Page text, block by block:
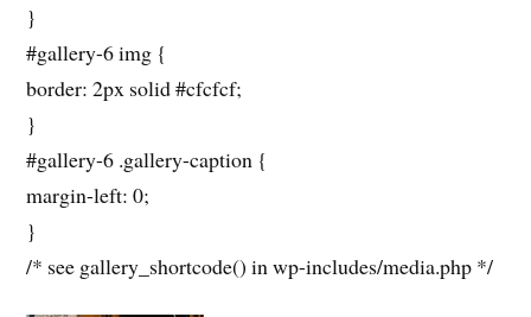
}
#gallery-6 img {
border: 2px solid #cfcfcf;
}
#gallery-6 .gallery-caption {
margin-left: 0;
}
/* see gallery_shortcode() in wp-includes/media.php */